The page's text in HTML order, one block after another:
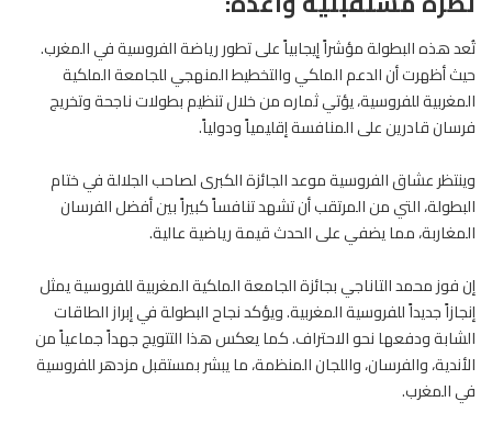
تُعد هذه البطولة مؤشراً إيجابياً على تطور رياضة الفروسية في المغرب.
حيث أظهرت أن الدعم الملكي والتخطيط المنهجي للجامعة الملكية
المغربية للفروسية، يؤتي ثماره من خلال تنظيم بطولات ناجحة وتخريج
فرسان قادرين على المنافسة إقليمياً ودولياً.
وينتظر عشاقالفروسيةموعد الجائزة الكبرى لصاحب الجلالة في ختام
البطولة، التي من المرتقب أن تشهد تنافساً كبيراً بين أفضل الفرسان
المغاربة، مما يضفي على الحدث قيمة رياضية عالية.
إن فوز محمد التاناجي بجائزة الجامعة الملكية المغربية للفروسية يمثل
إنجازاً جديداً للفروسية المغربية. ويؤكد نجاح البطولة في إبراز الطاقات
الشابة ودفعها نحو الاحتراف. كما يعكس هذا التتويج جهداً جماعياً من
الأندية، والفرسان، واللجان المنظمة، ما يبشر بمستقبل مزدهرللفروسية
في المغرب.